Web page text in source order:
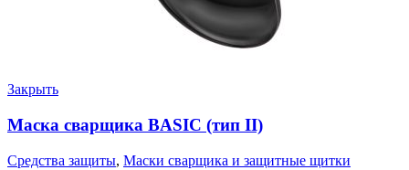
Закрыть
Маска сварщика BASIC (тип II)
Средства защиты, Маски сварщика и защитные щитки